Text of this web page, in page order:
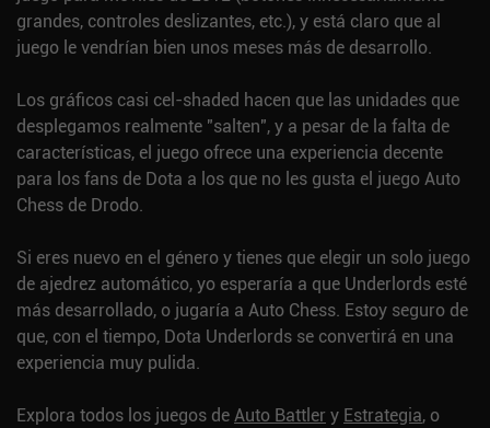
grandes, controles deslizantes, etc.), y está claro que al
juego le vendrían bien unos meses más de desarrollo.
Los gráficos casi cel-shaded hacen que las unidades que
desplegamos realmente "salten", y a pesar de la falta de
características, el juego ofrece una experiencia decente
para los fans de Dota a los que no les gusta el juego Auto
Chess de Drodo.
Si eres nuevo en el género y tienes que elegir un solo juego
de ajedrez automático, yo esperaría a que Underlords esté
más desarrollado, o jugaría a Auto Chess. Estoy seguro de
que, con el tiempo, Dota Underlords se convertirá en una
experiencia muy pulida.
Explora todos los juegos deAuto Battler y Estrategia, o